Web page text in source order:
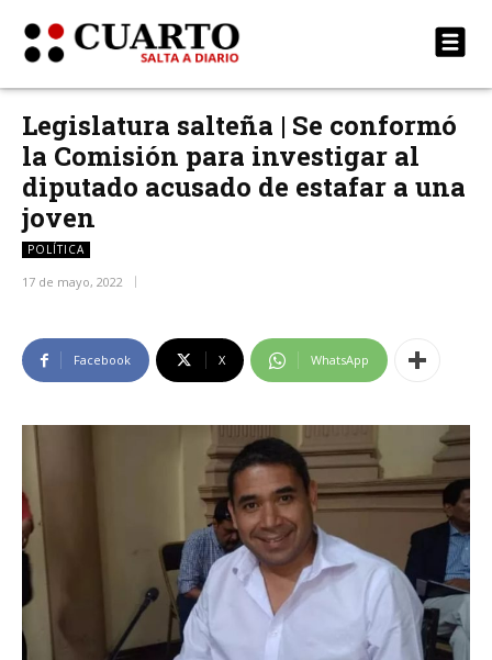
Legislatura salteña | Se conformó
la Comisión para investigar al
diputado acusado de estafar a una
joven
POLÍTICA
17 de mayo, 2022
Facebook X WhatsApp